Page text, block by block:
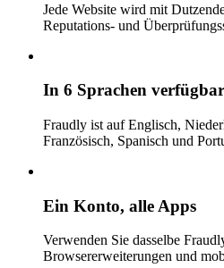
Jede Website wird mit
Reputations- und
In 6 Sprachen verfügbar
Fraudly ist auf Englisch,
Französisch, Spanisch und
Ein Konto, alle Apps
Verwenden Sie dasselbe
Browsererweiterungen und